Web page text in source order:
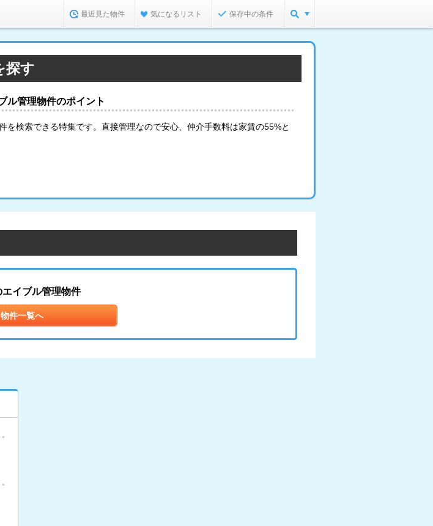
最近見た物件 気になるリスト 保存中の条件
探す
ル管理物件のポイント
を検索できる特集です。直接管理なので安心、仲介手数料は家賃の55%と
エイブル管理物件
物件一覧へ